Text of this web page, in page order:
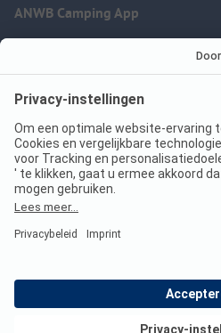
ANWB Camping App
Imprint
Jouw privacy
Wet digitale diensten